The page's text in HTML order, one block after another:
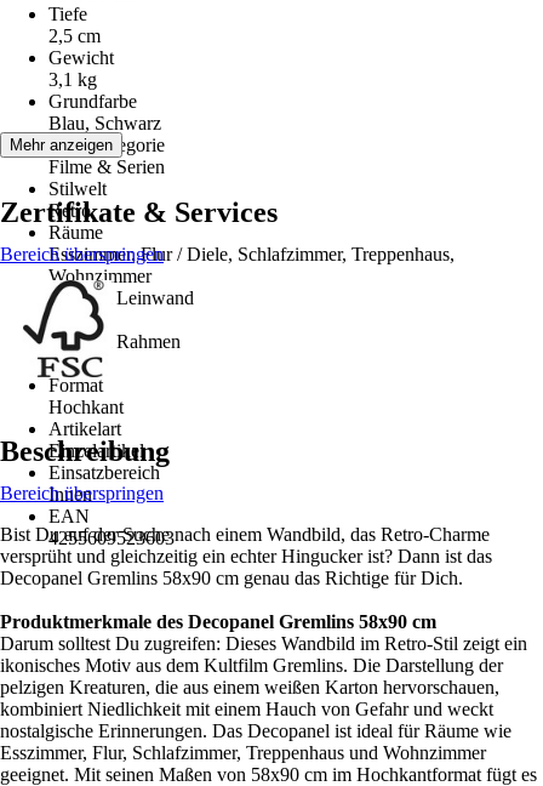
Tiefe
2,5 cm
Gewicht
3,1 kg
Grundfarbe
Blau, Schwarz
Motivkategorie
Filme & Serien
Stilwelt
Retro
Räume
Esszimmer, Flur / Diele, Schlafzimmer, Treppenhaus,
Wohnzimmer
Material Leinwand
MDF
Material Rahmen
-
Format
Hochkant
Artikelart
Einzelartikel
Einsatzbereich
Innen
EAN
4255609523603
Mehr anzeigen
Zertifikate & Services
Bereich überspringen
Beschreibung
Bereich überspringen
Bist Du auf der Suche nach einem Wandbild, das Retro-Charme
versprüht und gleichzeitig ein echter Hingucker ist? Dann ist das
Decopanel Gremlins 58x90 cm genau das Richtige für Dich.
Produktmerkmale des Decopanel Gremlins 58x90 cm
Darum solltest Du zugreifen: Dieses Wandbild im Retro-Stil zeigt ein
ikonisches Motiv aus dem Kultfilm Gremlins. Die Darstellung der
pelzigen Kreaturen, die aus einem weißen Karton hervorschauen,
kombiniert Niedlichkeit mit einem Hauch von Gefahr und weckt
nostalgische Erinnerungen. Das Decopanel ist ideal für Räume wie
Esszimmer, Flur, Schlafzimmer, Treppenhaus und Wohnzimmer
geeignet. Mit seinen Maßen von 58x90 cm im Hochkantformat fügt es